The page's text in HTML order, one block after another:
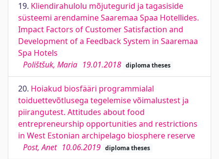
19. Kliendirahulolu mõjutegurid ja tagasiside
süsteemi arendamine Saaremaa Spaa Hotellides.
Impact Factors of Customer Satisfaction and
Development of a Feedback System in Saaremaa
Spa Hotels
Polištšuk, Maria 19.01.2018 diploma theses
20. Hoiakud biosfääri programmialal
toiduettevõtlusega tegelemise võimalustest ja
piirangutest. Attitudes about food
entrepreneurship opportunities and restrictions
in West Estonian archipelago biosphere reserve
Post, Anet 10.06.2019 diploma theses